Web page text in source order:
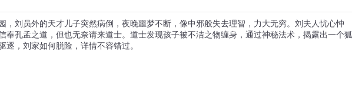
，刘员外的天才儿子突然病倒，夜晚噩梦不断，像中邪般失去理智，力大无穷。刘夫人忧心忡
奉孔孟之道，但也无奈请来道士。道士发现孩子被不洁之物缠身，通过神秘法术，揭露出一个狐
，刘家如何脱险，详情不容错过。